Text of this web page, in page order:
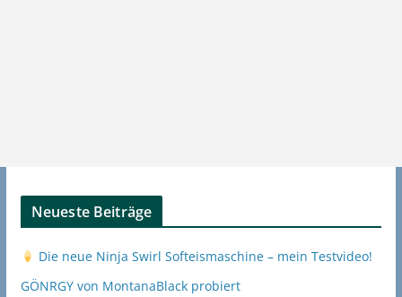
Neueste Beiträge
Die neue Ninja Swirl Softeismaschine – mein Testvideo!
GÖNRGY von MontanaBlack probiert